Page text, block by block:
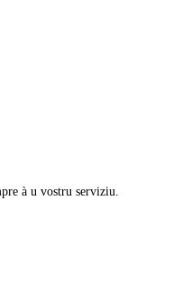
à u vostru serviziu.